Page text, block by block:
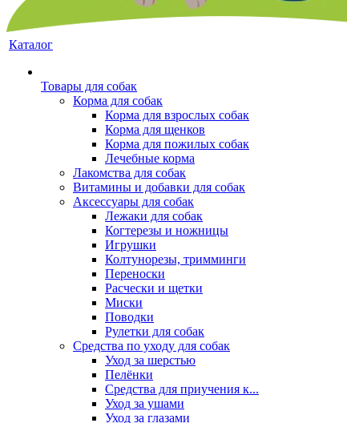
Каталог
Товары для собак
Корма для собак
Корма для взрослых собак
Корма для щенков
Корма для пожилых собак
Лечебные корма
Лакомства для собак
Витамины и добавки для собак
Аксессуары для собак
Лежаки для собак
Когтерезы и ножницы
Игрушки
Колтунорезы, тримминги
Переноски
Расчески и щетки
Миски
Поводки
Рулетки для собак
Средства по уходу для собак
Уход за шерстью
Пелёнки
Средства для приучения к...
Уход за ушами
Уход за глазами